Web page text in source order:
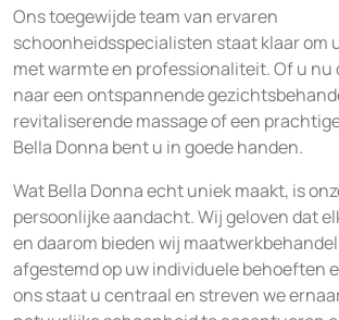
Ons toegewijde team van ervaren
schoonheidsspecialisten staat klaar om
met warmte en professionaliteit. Of u nu
naar een ontspannende
revitaliserende massage of een
Bella Donna bent u in goede handen.
Wat Bella Donna echt uniek maakt, is
persoonlijke aandacht. Wij geloven dat
en daarom bieden wij
afgestemd op uw individuele behoeften
ons staat u centraal en streven we